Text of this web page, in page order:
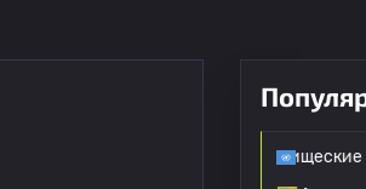
Клубные товарищеские